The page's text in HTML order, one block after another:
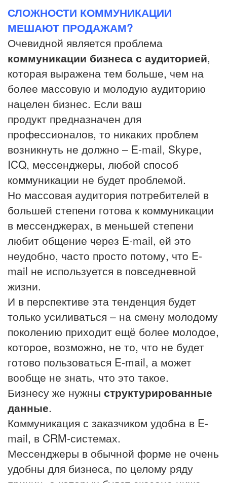
СЛОЖНОСТИ КОММУНИКАЦИИ
МЕШАЮТ ПРОДАЖАМ?
Очевидной является проблема
коммуникации бизнеса с аудиторией,
которая выражена тем больше, чем на
более массовую и молодую аудиторию
нацелен бизнес. Если ваш
продукт предназначен для
профессионалов, то никаких проблем
возникнуть не должно – E-mail, Skype,
ICQ, мессенджеры, любой способ
коммуникации не будет проблемой.
Но массовая аудитория потребителей в
большей степени готова к коммуникации
в мессенджерах, в меньшей степени
любит общение через E-mail, ей это
неудобно, часто просто потому, что E-
mail не используется в повседневной
жизни.
И в перспективе эта тенденция будет
только усиливаться – на смену молодому
поколению приходит ещё более молодое,
которое, возможно, не то, что не будет
готово пользоваться E-mail, а может
вообще не знать, что это такое.
Бизнесу же нужны структурированные
данные.
Коммуникация с заказчиком удобна в E-
mail, в CRM-системах.
Мессенджеры в обычной форме не очень
удобны для бизнеса, по целому ряду